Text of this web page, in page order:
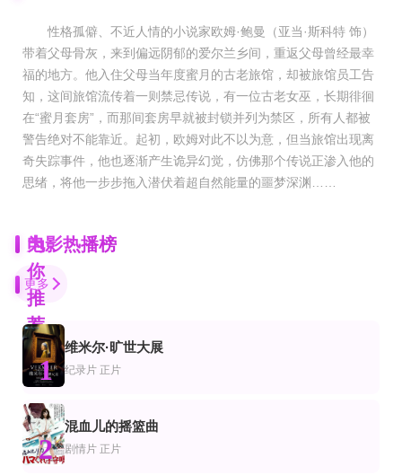
性格孤僻、不近人情的小说家欧姆·鲍曼（亚当·斯科特 饰）
带着父母骨灰，来到偏远阴郁的爱尔兰乡间，重返父母曾经最幸
福的地方。他入住父母当年度蜜月的古老旅馆，却被旅馆员工告
知，这间旅馆流传着一则禁忌传说，有一位古老女巫，长期徘徊
在“蜜月套房”，而那间套房早就被封锁并列为禁区，所有人都被
警告绝对不能靠近。起初，欧姆对此不以为意，但当旅馆出现离
奇失踪事件，他也逐渐产生诡异幻觉，仿佛那个传说正渗入他的
思绪，将他一步步拖入潜伏着超自然能量的噩梦深渊……
为
你
推
荐
正片
千面先生
正片
诺亚狂鲨
更新至高清
紧箍咒之不法山
4K
梦幻岛4K
露西·海尔,李美琪,波茜娅·道布尔戴,迈克尔·佩纳,帕里莎·菲兹-亨利,瑞恩·汉森
僵尸谷
伊恩·基思,洛娜·格雷,罗伯特利文斯顿
火种2023
康拉德·汗,乔治·索纳,威尔逊·拉德茹-普杰尔特
电影热播榜
更多
1
维米尔·旷世大展
纪录片 正片
2
混血儿的摇篮曲
剧情片 正片